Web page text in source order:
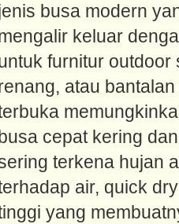
busa modern
keluar
furnitur outdoor
atau
busa cepat kering
terkena hujan
air, quick
yang